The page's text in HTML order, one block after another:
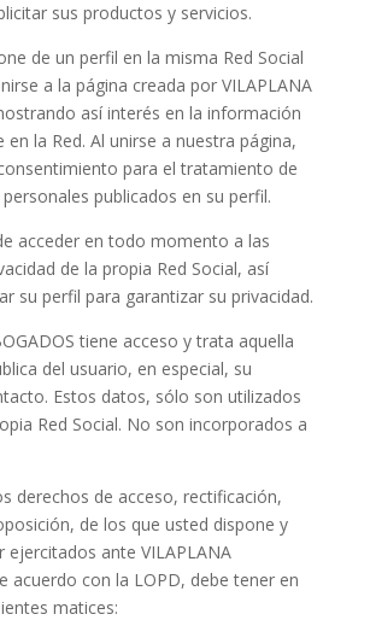
sus productos y servicios.
de un perfil en la misma Red Social
a la página creada por VILAPLANA
así interés en la información
en la Red. Al unirse a nuestra página,
para el tratamiento de
publicados en su perfil.
acceder en todo momento a las
de la propia Red Social, así
su perfil para garantizar su privacidad.
tiene acceso y trata aquella
del usuario, en especial, su
Estos datos, sólo son utilizados
Red Social. No son incorporados a
derechos de acceso, rectificación,
de los que usted dispone y
ejercitados ante VILAPLANA
acuerdo con la LOPD, debe tener en
matices: